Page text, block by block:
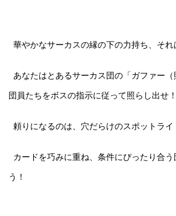
華やかなサーカスの縁の下の力持ち、それ
あなたはとあるサーカス団の「ガファー
団員たちをボスの指示に従って照らし出せ！
頼りになるのは、穴だらけのスポットライ
カードを巧みに重ね、条件にぴったり合
う！